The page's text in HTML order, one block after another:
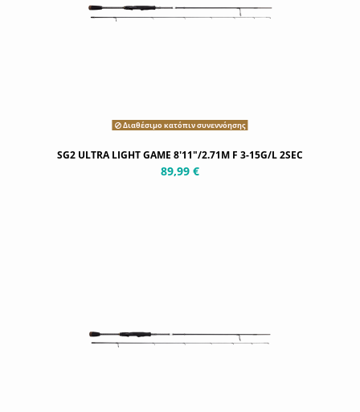
Διαθέσιμο κατόπιν συνεννόησης
SG2 ULTRA LIGHT GAME 8'11"/2.71M F 3-15G/L 2SEC
89,99 €